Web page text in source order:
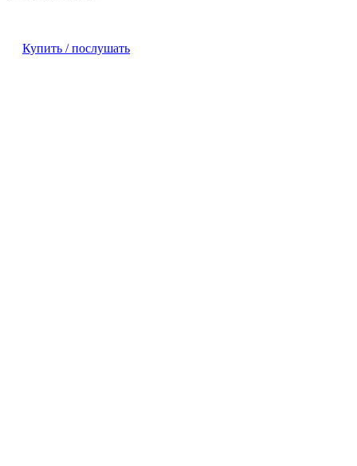
Купить / послушать